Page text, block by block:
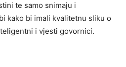
te samo snimaju i
kako bi imali kvalitetnu sliku o
i vjesti govornici.